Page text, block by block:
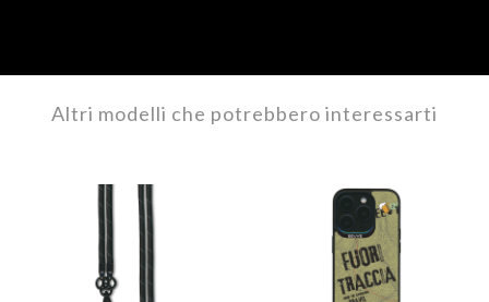
Altri modelli che potrebbero interessarti